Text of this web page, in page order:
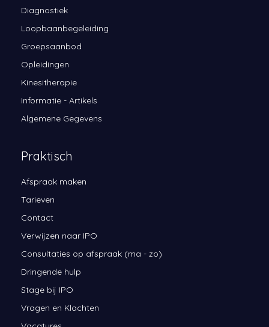
Diagnostiek
Loopbaanbegeleiding
Groepsaanbod
Opleidingen
Kinesitherapie
Informatie - Artikels
Algemene Gegevens
Praktisch
Afspraak maken
Tarieven
Contact
Verwijzen naar IPO
Consultaties op afspraak (ma - zo)
Dringende hulp
Stage bij IPO
Vragen en Klachten